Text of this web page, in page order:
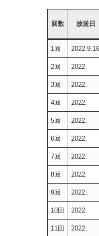
回数 放送日
1回 2022.9.16
2回 2022.
3回 2022.
4回 2022.
5回 2022.
6回 2022.
7回 2022.
8回 2022.
9回 2022.
10回 2022.
11回 2022.